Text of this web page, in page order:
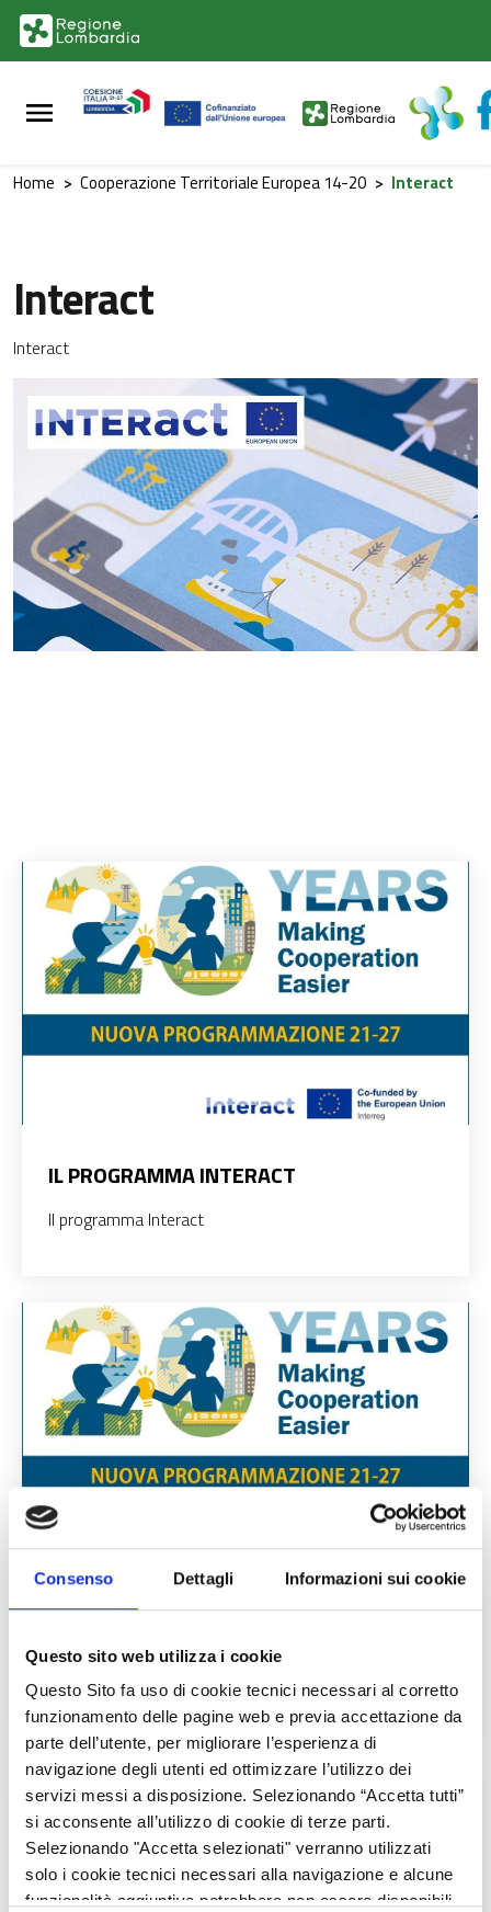
Consenso Dettagli Informazioni sui cookie
Questo sito web utilizza i cookie
Questo Sito fa uso di cookie tecnici necessari al corretto
funzionamento delle pagine web e previa accettazione da
parte dell’utente, per migliorare l’esperienza di
navigazione degli utenti ed ottimizzare l’utilizzo dei
servizi messi a disposizione. Selezionando “Accetta tutti”
si acconsente all’utilizzo di cookie di terze parti.
Selezionando "Accetta selezionati" verranno utilizzati
solo i cookie tecnici necessari alla navigazione e alcune
funzionalità aggiuntive potrebbero non essere disponibili.
Vai al contenuto principale
Vai al footer
Home > Cooperazione Territoriale Europea 14-20 > Interact
Interact
Interact
IL PROGRAMMA INTERACT
Il programma Interact
OBIETTIVI E PRIORITA' DEL PROGRAMMA
INTERACT
Obiettivi e priorita' del programma Interact